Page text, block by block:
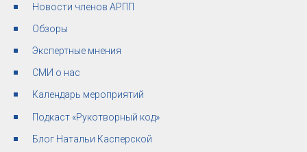
Новости членов АРПП
Обзоры
Экспертные мнения
СМИ о нас
Календарь мероприятий
Подкаст «Рукотворный код»
Блог Натальи Касперской